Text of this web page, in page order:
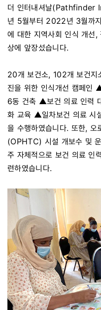
더 인터내셔날(Pathfinder
년 5월부터 2022년 3월까
에 대한 지역사회 인식 개선
상에 앞장섰습니다.
20개 보건소, 102개 보건
진을 위한 인식개선 캠페인
6동 건축 ▲보건 의료 인력
화 교육 ▲일차보건 의료 시
을 수행하였습니다. 또한, 오
(OPHTC) 시설 개보수 및
주 자체적으로 보건 의료 인
련하였습니다.